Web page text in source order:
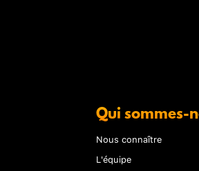
Qui sommes-
Nous connaître
L'équipe